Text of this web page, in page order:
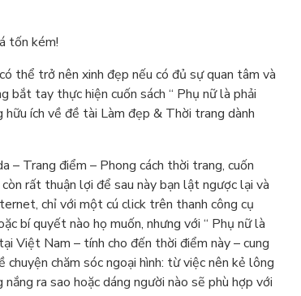
tốn kém!
thể trở nên xinh đẹp nếu có đủ sự quan tâm và
bắt tay thực hiện cuốn sách “ Phụ nữ là phải
ích về đề tài Làm đẹp & Thời trang dành
– Trang điểm – Phong cách thời trang, cuốn
rất thuận lợi để sau này bạn lật ngược lại và
chỉ với một cú click trên thanh công cụ
bí quyết nào họ muốn, nhưng với “ Phụ nữ là
Việt Nam – tính cho đến thời điểm này – cung
chăm sóc ngoại hình: từ việc nên kẻ lông
ra sao hoặc dáng người nào sẽ phù hợp với